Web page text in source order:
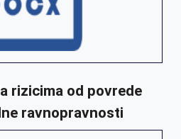
rizicima od povrede
ravnopravnosti